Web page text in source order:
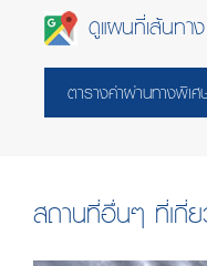
ดูแผนที่เส้นทา
ตารางค่าผ่านทางพิเศ
สถานที่อื่นๆ ที่เกี่